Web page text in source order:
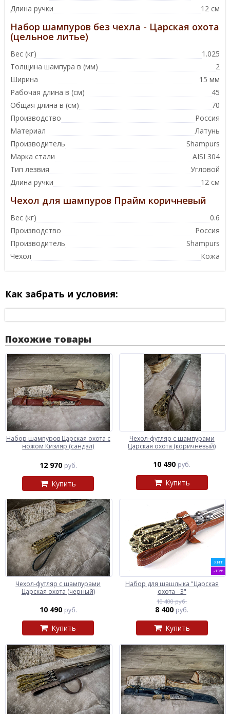
Длина ручки
12 см
Набор шампуров без чехла - Царская охота
(цельное литье)
Вес (кг)
1.025
Толщина шампура в (мм)
2
Ширина
15 мм
Рабочая длина в (см)
45
Общая длина в (см)
70
Производство
Россия
Материал
Латунь
Производитель
Shampurs
Марка стали
AISI 304
Тип лезвия
Угловой
Длина ручки
12 см
Чехол для шампуров Прайм коричневый
Вес (кг)
0.6
Производство
Россия
Производитель
Shampurs
Чехол
Кожа
Как забрать и условия:
Похожие товары
Набор шампуров Царская охота с
ножом Кизляр (сандал)
12 970 руб.
Купить
Чехол-футляр с шампурами
Царская охота (коричневый)
10 490 руб.
Купить
Чехол-футляр с шампурами
Царская охота (черный)
10 490 руб.
Купить
ХИТ
-19%
Набор для шашлыка "Царская
охота - 3"
10 400 руб.
8 400 руб.
Купить